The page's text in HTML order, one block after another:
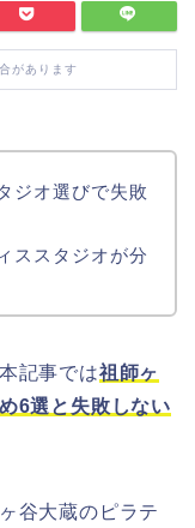
があります
ジオ選びで失敗
ススタジオが分
記事では祖師ヶ
6選と失敗しない
谷大蔵のピラテ